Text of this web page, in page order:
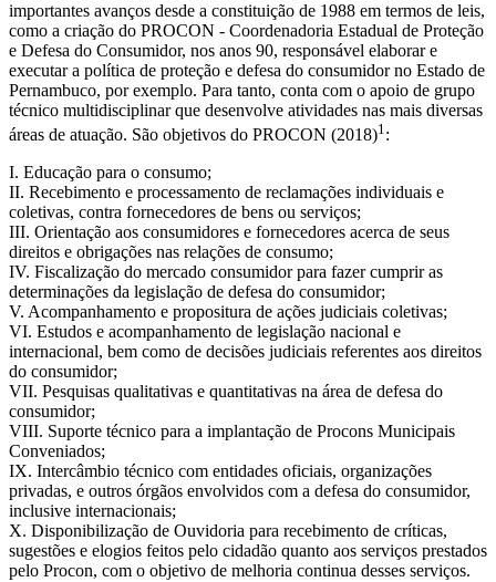
importantes avanços desde a constituição de 1988 em termos de leis,
como a criação do PROCON - Coordenadoria Estadual de Proteção
e Defesa do Consumidor, nos anos 90, responsável elaborar e
executar a política de proteção e defesa do consumidor no Estado de
Pernambuco, por exemplo. Para tanto, conta com o apoio de grupo
técnico multidisciplinar que desenvolve atividades nas mais diversas
áreas de atuação. São objetivos do PROCON (2018)1:
I. Educação para o consumo;
II. Recebimento e processamento de reclamações individuais e
coletivas, contra fornecedores de bens ou serviços;
III. Orientação aos consumidores e fornecedores acerca de seus
direitos e obrigações nas relações de consumo;
IV. Fiscalização do mercado consumidor para fazer cumprir as
determinações da legislação de defesa do consumidor;
V. Acompanhamento e propositura de ações judiciais coletivas;
VI. Estudos e acompanhamento de legislação nacional e
internacional, bem como de decisões judiciais referentes aos direitos
do consumidor;
VII. Pesquisas qualitativas e quantitativas na área de defesa do
consumidor;
VIII. Suporte técnico para a implantação de Procons Municipais
Conveniados;
IX. Intercâmbio técnico com entidades oficiais, organizações
privadas, e outros órgãos envolvidos com a defesa do consumidor,
inclusive internacionais;
X. Disponibilização de Ouvidoria para recebimento de críticas,
sugestões e elogios feitos pelo cidadão quanto aos serviços prestados
pelo Procon, com o objetivo de melhoria continua desses serviços.